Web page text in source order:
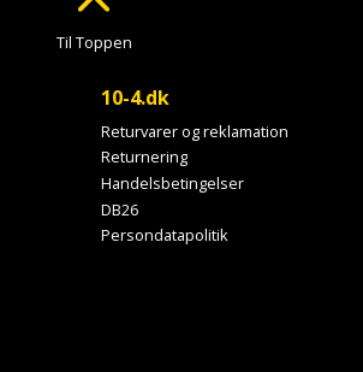
Til Toppen
10-4.dk
Returvarer og reklamation
Returnering
Handelsbetingelser
DB26
Persondatapolitik